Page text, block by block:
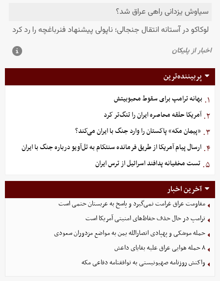
پربیننده‌ترین
۱. بهانه ترامپ برای سقوط محبوبیتش
۲. آمریکا حلقه محاصره ایران را تنگ‌تر کرد
۳. «پیمان مکه» پاکستان را وارد جنگ با ایران می‌کند؟
۴. ارسال پیام آمریکا از طریق فرمانده سنتکام به تل‌آویو درباره جنگ با ایران
۵. تست مخفیانه پدافند اسرائیل از ترس ایران
آخرین اخبار
مقاومت عراق غرامت نمی‌گیرد و پاسخ به عربستان حتمی است
ترامپ در حال حذف حفاظ‌های امنیتی آمریکا است
حمله موشکی و پهپادی انصارالله یمن به مواضع مزدوران سعودی
۸ حمله هوایی عراق علیه بقایای داعش
واکنش روزنامه صهیونیستی به توافقنامه دفاعی مکه